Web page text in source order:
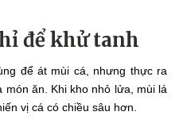
để khử tanh
để át mùi cá, nhưng thực ra
món ăn. Khi kho nhỏ lửa, mùi lá
vị cá có chiều sâu hơn.